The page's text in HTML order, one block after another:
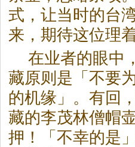
式，让当时的台
来，期待这位理
在业者的眼中
藏原则是「不要
的机缘」。有回
藏的李茂林僧帽
押！「不幸的是